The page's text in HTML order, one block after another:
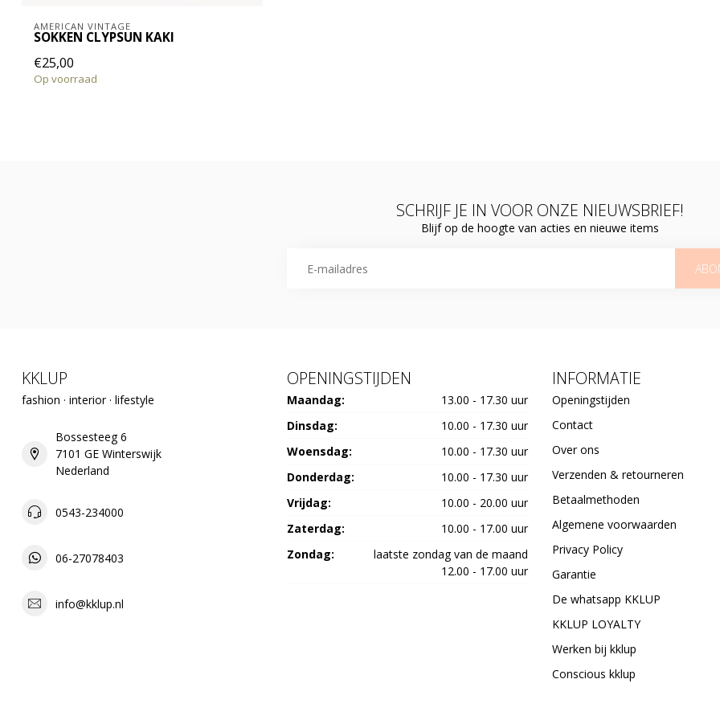
AMERICAN VINTAGE
SOKKEN CLYPSUN KAKI
€25,00
Op voorraad
SCHRIJF JE IN VOOR ONZE NIEUWSBRIEF!
Blijf op de hoogte van acties en nieuwe items
KKLUP
fashion · interior · lifestyle
Bossesteeg 6
7101 GE Winterswijk
Nederland
0543-234000
06-27078403
info@kklup.nl
OPENINGSTIJDEN
Maandag:
13.00 - 17.30 uur
Dinsdag:
10.00 - 17.30 uur
Woensdag:
10.00 - 17.30 uur
Donderdag:
10.00 - 17.30 uur
Vrijdag:
10.00 - 20.00 uur
Zaterdag:
10.00 - 17.00 uur
Zondag:
laatste zondag van de maand
12.00 - 17.00 uur
INFORMATIE
Openingstijden
Contact
Over ons
Verzenden & retourneren
Betaalmethoden
Algemene voorwaarden
Privacy Policy
Garantie
De whatsapp KKLUP
KKLUP LOYALTY
Werken bij kklup
Conscious kklup